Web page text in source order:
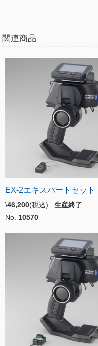
関連商品
EX-2エキスパートセット
\46,200(税込) 生産終了
No. 10570